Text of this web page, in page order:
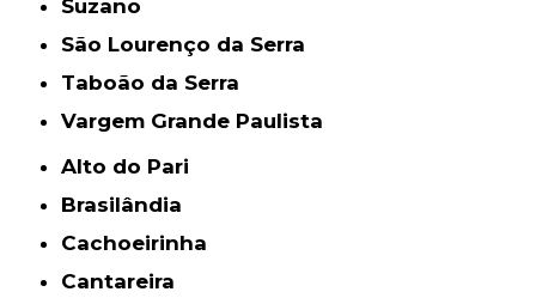
Suzano
São Lourenço da Serra
Taboão da Serra
Vargem Grande Paulista
Alto do Pari
Brasilândia
Cachoeirinha
Cantareira